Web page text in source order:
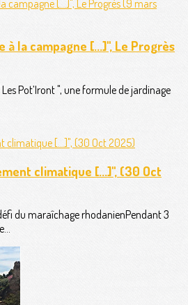
à la campagne [...]", Le Progrès
Pot’Iront ", une formule de jardinage
climatique [...]", (30 Oct
du maraîchage rhodanienPendant 3